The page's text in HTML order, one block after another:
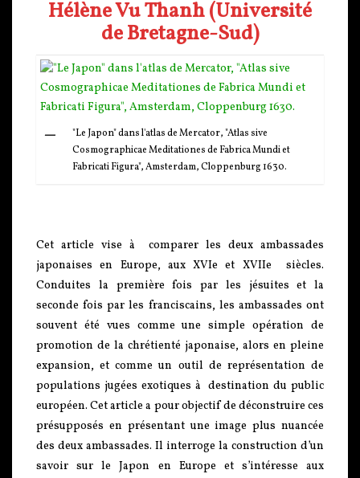
Hélène Vu Thanh (Université
de Bretagne-Sud)
"Le Japon" dans l'atlas de Mercator, "Atlas sive
Cosmographicae Meditationes de Fabrica Mundi et
Fabricati Figura", Amsterdam, Cloppenburg 1630.
Cet article vise à comparer les deux ambassades
japonaises en Europe, aux XVIe et XVIIe siècles.
Conduites la première fois par les jésuites et la
seconde fois par les franciscains, les ambassades ont
souvent été vues comme une simple opération de
promotion de la chrétienté japonaise, alors en pleine
expansion, et comme un outil de représentation de
populations jugées exotiques à destination du public
européen. Cet article a pour objectif de déconstruire ces
présupposés en présentant une image plus nuancée
des deux ambassades. Il interroge la construction d’un
savoir sur le Japon en Europe et s’intéresse aux